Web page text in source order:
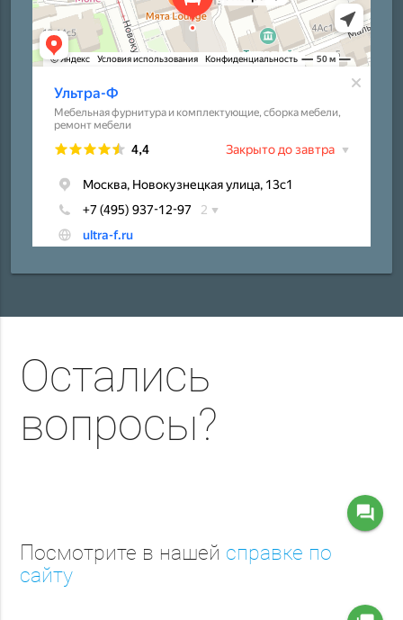
Остались
вопросы?
question_answer
Посмотрите в нашей справке по
сайту